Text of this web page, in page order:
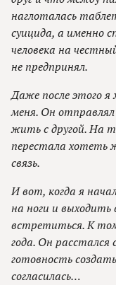
наглоталась
суицида, а именно
человека на
не предпринял.
Даже после этого
меня. Он
жить с другой. На
перестала хотеть
связь.
И вот, когда я
на ноги и
встретиться. К
года. Он расстался
готовность
согласилась…